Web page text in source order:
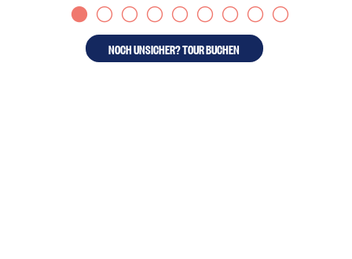
NOCH UNSICHER? TOUR BUCHEN